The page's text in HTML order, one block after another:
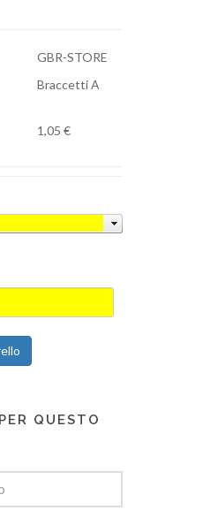
GBR-STORE
Braccetti A
1,05 €
QUESTO